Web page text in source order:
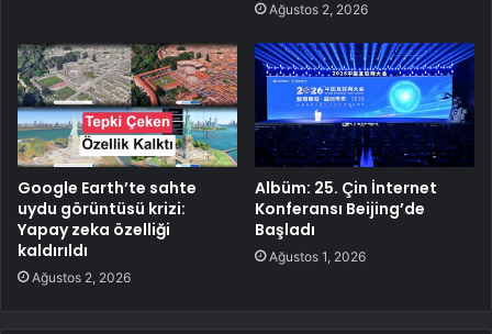
Ağustos 2, 2026
Google Earth’te sahte
uydu görüntüsü krizi:
Yapay zeka özelliği
kaldırıldı
Ağustos 2, 2026
Albüm: 25. Çin İnternet
Konferansı Beijing’de
Başladı
Ağustos 1, 2026